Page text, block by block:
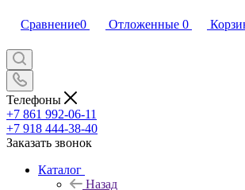
Сравнение0 Отложенные 0
Телефоны
+7 861 992-06-11
+7 918 444-38-40
Заказать звонок
Каталог
Назад